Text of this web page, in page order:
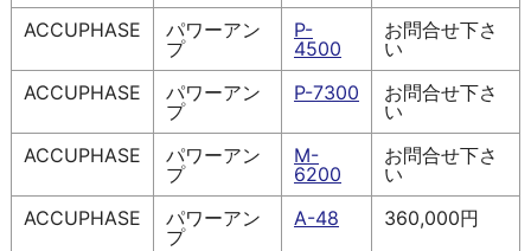
ACCUPHASE
パワーアン
プ
P-
4500
お問合せ下さ
い
ACCUPHASE
パワーアン
プ
P-7300
お問合せ下さ
い
ACCUPHASE
パワーアン
プ
M-
6200
お問合せ下さ
い
ACCUPHASE
パワーアン
プ
A-48 360,000円